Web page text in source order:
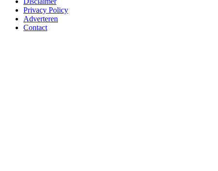
Privacy Policy
Adverteren
Contact